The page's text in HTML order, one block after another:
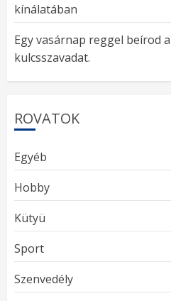
kínálatában
Egy vasárnap reggel beírod
kulcsszavadat.
ROVATOK
Egyéb
Hobby
Kütyü
Sport
Szenvedély